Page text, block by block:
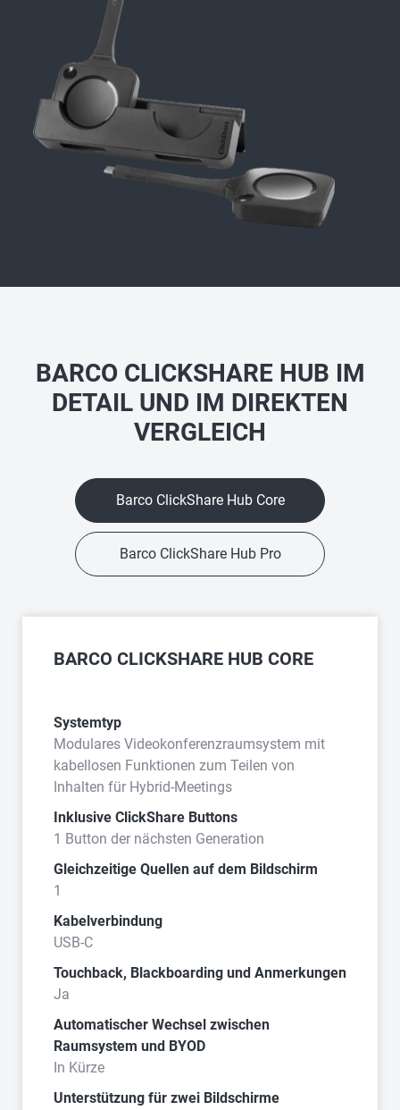
BARCO CLICKSHARE HUB IM
DETAIL UND IM DIREKTEN
VERGLEICH
Barco ClickShare Hub Core
Barco ClickShare Hub Pro
BARCO CLICKSHARE HUB CORE
Systemtyp
Modulares Videokonferenzraumsystem mit
kabellosen Funktionen zum Teilen von
Inhalten für Hybrid-Meetings
Inklusive ClickShare Buttons
1 Button der nächsten Generation
Gleichzeitige Quellen auf dem Bildschirm
1
Kabelverbindung
USB-C
Touchback, Blackboarding und Anmerkungen
Ja
Automatischer Wechsel zwischen
Raumsystem und BYOD
In Kürze
Unterstützung für zwei Bildschirme